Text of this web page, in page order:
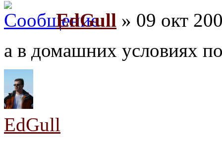
EdGull » 09 окт
а в домашних условиях
EdGull